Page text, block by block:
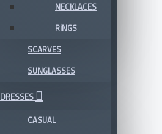
NECKLACES
RINGS
SCARVES
SUNGLASSES
DRESSES
CASUAL